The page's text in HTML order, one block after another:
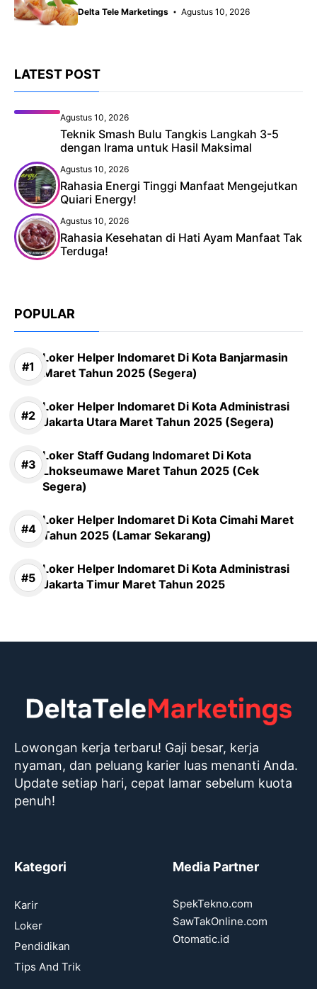
Delta Tele Marketings Agustus 10, 2026
LATEST POST
Agustus 10, 2026
Teknik Smash Bulu Tangkis Langkah 3-5
dengan Irama untuk Hasil Maksimal
Agustus 10, 2026
Rahasia Energi Tinggi Manfaat Mengejutkan
Quiari Energy!
Agustus 10, 2026
Rahasia Kesehatan di Hati Ayam Manfaat Tak
Terduga!
POPULAR
Loker Helper Indomaret Di Kota Banjarmasin
Maret Tahun 2025 (Segera)
Loker Helper Indomaret Di Kota Administrasi
Jakarta Utara Maret Tahun 2025 (Segera)
Loker Staff Gudang Indomaret Di Kota
Lhokseumawe Maret Tahun 2025 (Cek
Segera)
Loker Helper Indomaret Di Kota Cimahi Maret
Tahun 2025 (Lamar Sekarang)
Loker Helper Indomaret Di Kota Administrasi
Jakarta Timur Maret Tahun 2025
Lowongan kerja terbaru! Gaji besar, kerja
nyaman, dan peluang karier luas menanti Anda.
Update setiap hari, cepat lamar sebelum kuota
penuh!
Kategori
Karir
Loker
Pendidikan
Tips And Trik
Media Partner
SpekTekno.com
SawTakOnline.com
Otomatic.id